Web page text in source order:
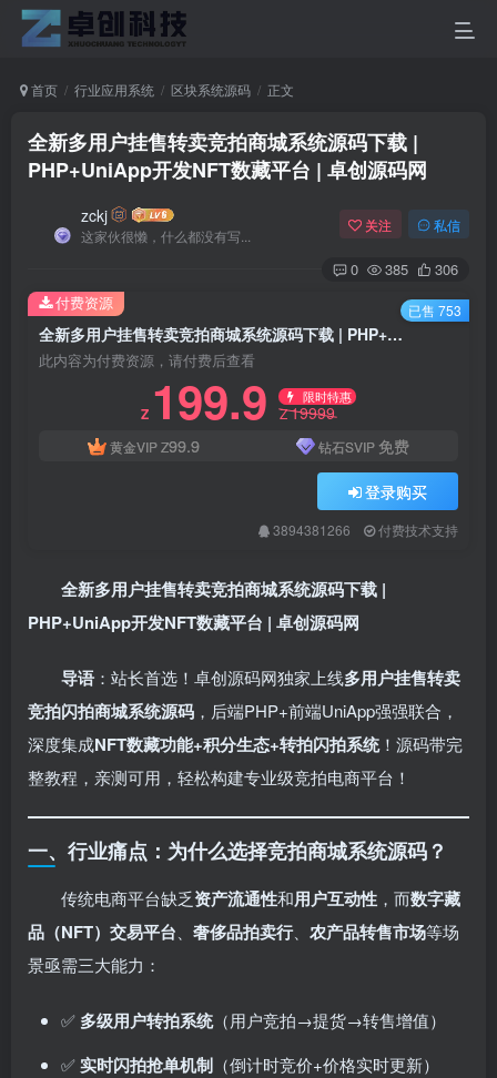
首页 行业应用系统 区块系统源码 正文
全新多用户挂售转卖竞拍商城系统源码下载 |
PHP+UniApp开发NFT数藏平台 | 卓创源码网
zckj
这家伙很懒，什么都没有写...
关注 私信
0 385 306
全新多用户挂售转卖竞拍商城系统源码下载 | PHP+UniApp开发NFT数藏平台 | 卓创源码网
此内容为付费资源，请付费后查看
Z 199.9 限时特惠
Z19999
黄金VIPZ99.9 钻石SVIP 免费
登录购买
3894381266 付费技术支持
付费资源 已售 753
全新多用户挂售转卖竞拍商城系统源码下载 |
PHP+UniApp开发NFT数藏平台 | 卓创源码网
导语 ：站长首选！卓创源码网独家上线多用户挂售转卖
竞拍闪拍商城系统源码 ，后端PHP+前端UniApp强强联合，
深度集成NFT数藏功能+积分生态+转拍闪拍系统！源码带完
整教程，亲测可用，轻松构建专业级竞拍电商平台！
一、行业痛点：为什么选择竞拍商城系统源码？
传统电商平台缺乏资产流通性和用户互动性 ，而数字藏
品（NFT）交易平台
奢侈品拍卖行、 农产品转售市场等场
景亟需三大能力：
✅ ​ 多级用户转拍系统​（用户竞拍→提货→转售增值）
✅ ​实时闪拍抢单机制 ​（倒计时竞价+价格实时更新）